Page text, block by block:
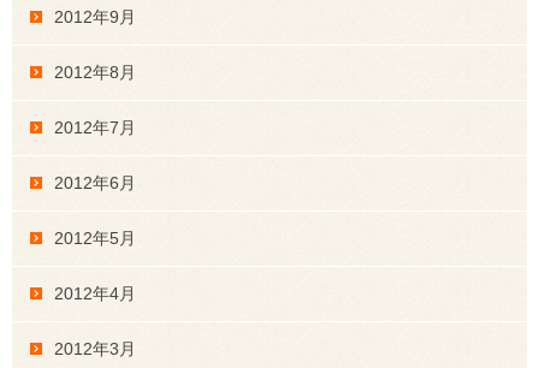
2012年9月
2012年8月
2012年7月
2012年6月
2012年5月
2012年4月
2012年3月